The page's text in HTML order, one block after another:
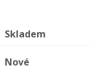
Skladem
Nové